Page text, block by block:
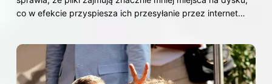
co w efekcie przyspiesza ich przesyłanie przez internet…